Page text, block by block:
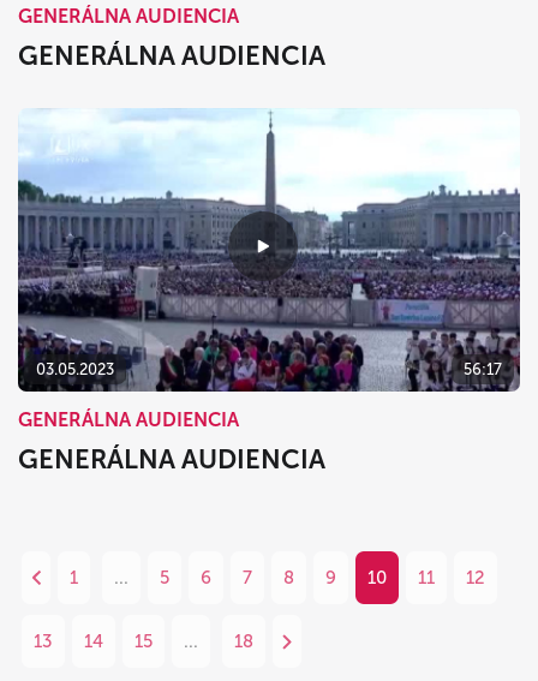
GENERÁLNA AUDIENCIA
GENERÁLNA AUDIENCIA
03.05.2023 56:17
GENERÁLNA AUDIENCIA
GENERÁLNA AUDIENCIA
1 ... 5 6 7 8 9 10 11 12
13 14 15 ... 18